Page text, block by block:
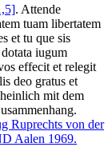
. Attende
tuam libertatem
et tu que sis
iugum
effecit et relegit
deo gratus et
mit dem
Ruprechts von der
Aalen 1969.